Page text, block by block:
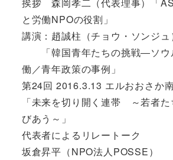
と労働NPOの役割」
講演：趙誠柱（チョウ・ソンジュ
「韓国青年たちの挑戦―ソウ
働／青年政策の事例」
第24回 2016.3.13 エルおおさか
「未来を切り開く連帯 ～若者
びあう～」
代表者によるリレートーク
坂倉昇平（NPO法人POSSE）